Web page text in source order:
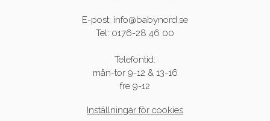
E-post: info@babynord.se
Tel: 0176-28 46 00
Telefontid:
mån-tor 9-12 & 13-16
fre 9-12
Inställningar för cookies